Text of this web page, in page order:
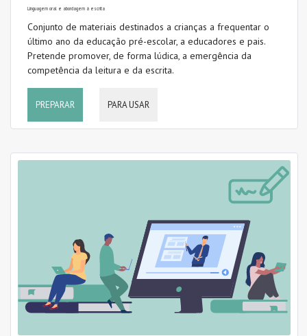
Linguagem oral e abordagem à escrita
Conjunto de materiais destinados a crianças a frequentar o
último ano da educação pré-escolar, a educadores e pais.
Pretende promover, de forma lúdica, a emergência da
competência da leitura e da escrita.
PREPARAR PARA USAR